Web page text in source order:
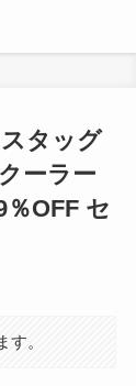
タッグ
ーラー
OFF セ
。